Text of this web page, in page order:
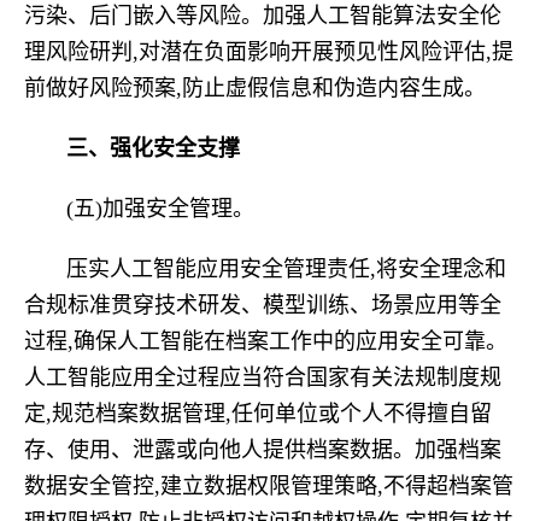
污染、后门嵌入等风险。加强人工智能算法安全伦
理风险研判,对潜在负面影响开展预见性风险评估,提
前做好风险预案,防止虚假信息和伪造内容生成。
三、强化安全支撑
(五)加强安全管理。
压实人工智能应用安全管理责任,将安全理念和
合规标准贯穿技术研发、模型训练、场景应用等全
过程,确保人工智能在档案工作中的应用安全可靠。
人工智能应用全过程应当符合国家有关法规制度规
定,规范档案数据管理,任何单位或个人不得擅自留
存、使用、泄露或向他人提供档案数据。加强档案
数据安全管控,建立数据权限管理策略,不得超档案管